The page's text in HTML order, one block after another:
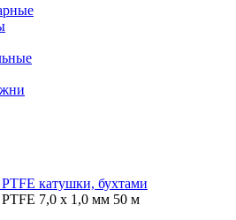
катушки, бухтами
PTFE 7,0 х 1,0 мм 50 м